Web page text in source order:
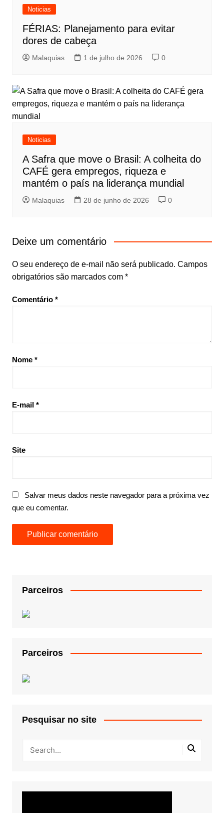
Noticias
FÉRIAS: Planejamento para evitar
dores de cabeça
Malaquias 1 de julho de 2026 0
Noticias
A Safra que move o Brasil: A colheita do
CAFÉ gera empregos, riqueza e
mantém o país na liderança mundial
Malaquias 28 de junho de 2026 0
Deixe um comentário
O seu endereço de e-mail não será publicado. Campos
obrigatórios são marcados com *
Comentário *
Nome *
E-mail *
Site
Salvar meus dados neste navegador para a próxima vez
que eu comentar.
Parceiros
Parceiros
Pesquisar no site